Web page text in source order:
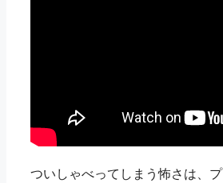
ついしゃべってしまう怖さは、プ